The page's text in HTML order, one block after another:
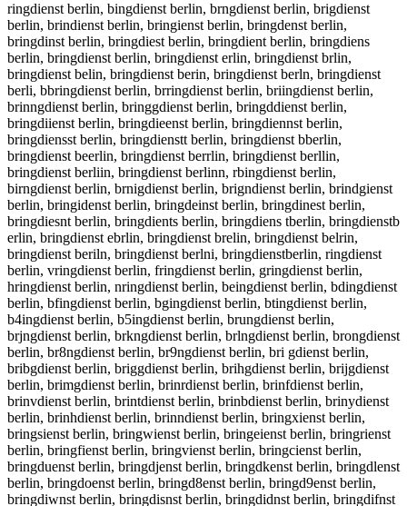
ringdienst berlin, bingdienst berlin, brngdienst berlin, brigdienst
berlin, brindienst berlin, bringienst berlin, bringdenst berlin,
bringdinst berlin, bringdiest berlin, bringdient berlin, bringdiens
berlin, bringdienst berlin, bringdienst erlin, bringdienst brlin,
bringdienst belin, bringdienst berin, bringdienst berln, bringdienst
berli, bbringdienst berlin, brringdienst berlin, briingdienst berlin,
brinngdienst berlin, bringgdienst berlin, bringddienst berlin,
bringdiienst berlin, bringdieenst berlin, bringdiennst berlin,
bringdiensst berlin, bringdienstt berlin, bringdienst bberlin,
bringdienst beerlin, bringdienst berrlin, bringdienst berllin,
bringdienst berliin, bringdienst berlinn, rbingdienst berlin,
birngdienst berlin, brnigdienst berlin, brigndienst berlin, brindgienst
berlin, bringidenst berlin, bringdeinst berlin, bringdinest berlin,
bringdiesnt berlin, bringdients berlin, bringdiens tberlin, bringdienstb
erlin, bringdienst ebrlin, bringdienst brelin, bringdienst belrin,
bringdienst beriln, bringdienst berlni, bringdienstberlin, ringdienst
berlin, vringdienst berlin, fringdienst berlin, gringdienst berlin,
hringdienst berlin, nringdienst berlin, beingdienst berlin, bdingdienst
berlin, bfingdienst berlin, bgingdienst berlin, btingdienst berlin,
b4ingdienst berlin, b5ingdienst berlin, brungdienst berlin,
brjngdienst berlin, brkngdienst berlin, brlngdienst berlin, brongdienst
berlin, br8ngdienst berlin, br9ngdienst berlin, bri gdienst berlin,
bribgdienst berlin, briggdienst berlin, brihgdienst berlin, brijgdienst
berlin, brimgdienst berlin, brinrdienst berlin, brinfdienst berlin,
brinvdienst berlin, brintdienst berlin, brinbdienst berlin, brinydienst
berlin, brinhdienst berlin, brinndienst berlin, bringxienst berlin,
bringsienst berlin, bringwienst berlin, bringeienst berlin, bringrienst
berlin, bringfienst berlin, bringvienst berlin, bringcienst berlin,
bringduenst berlin, bringdjenst berlin, bringdkenst berlin, bringdlenst
berlin, bringdoenst berlin, bringd8enst berlin, bringd9enst berlin,
bringdiwnst berlin, bringdisnst berlin, bringdidnst berlin, bringdifnst